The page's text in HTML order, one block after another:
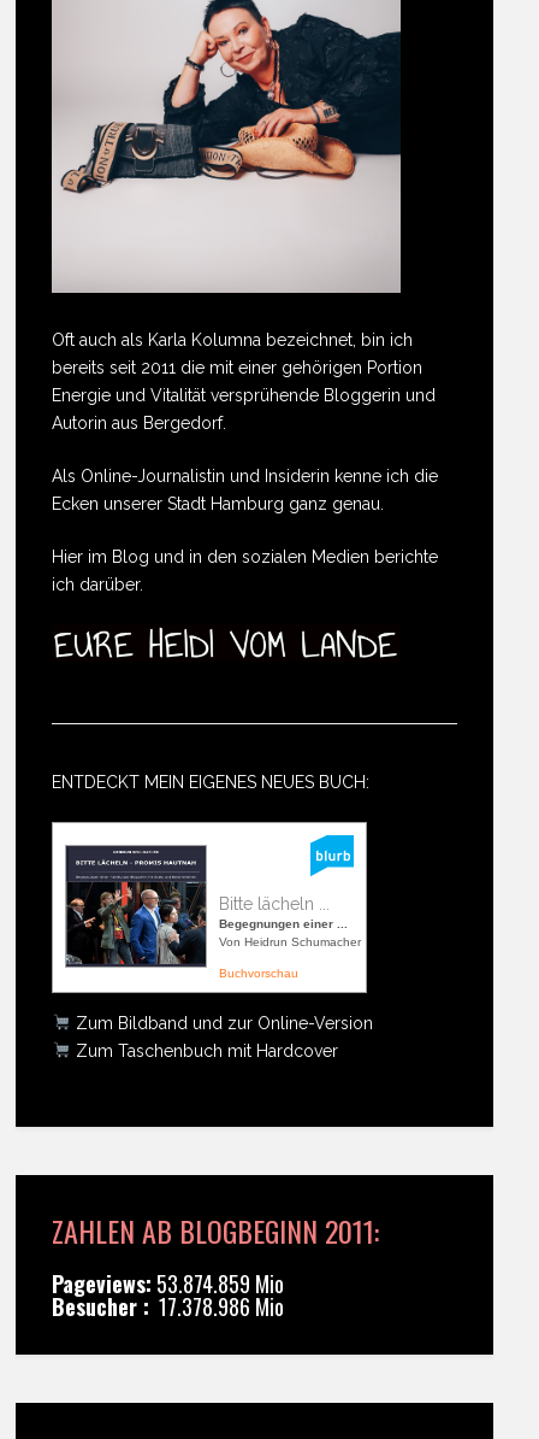
Oft auch als Karla Kolumna bezeichnet, bin ich
bereits seit 2011 die mit einer gehörigen Portion
Energie und Vitalität versprühende Bloggerin und
Autorin aus Bergedorf.
Als Online-Journalistin und Insiderin kenne ich die
Ecken unserer Stadt Hamburg ganz genau.
Hier im Blog und in den sozialen Medien berichte
ich darüber.
ENTDECKT MEIN EIGENES NEUES BUCH:
Bitte lächeln ...
Begegnungen einer ...
Von Heidrun Schumacher
Buchvorschau
Zum Bildband und zur Online-Version
Zum Taschenbuch mit Hardcover
ZAHLEN AB BLOGBEGINN 2011:
Pageviews: 53.874.859 Mio
Besucher : 17.378.986 Mio